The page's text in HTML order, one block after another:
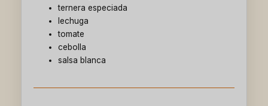
ternera especiada
lechuga
tomate
cebolla
salsa blanca